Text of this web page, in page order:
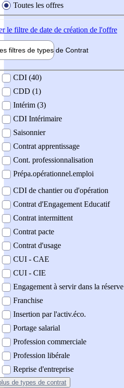
Toutes les offres
le filtre de date de création de l'offre
filtres de types de Contrat
contrat
CDI (40)
CDD (1)
Intérim (3)
CDI Intérimaire
Saisonnier
Contrat apprentissage
Cont. professionnalisation
Prépa.opérationnel.emploi
CDI de chantier ou d'opération
Contrat d'Engagement Educatif
Contrat intermittent
Contrat pacte
Contrat d'usage
CUI - CAE
CUI - CIE
Engagement à servir dans la réserve
Franchise
Insertion par l'activ.éco.
Portage salarial
Profession commerciale
Profession libérale
Reprise d'entreprise
de types de contrat